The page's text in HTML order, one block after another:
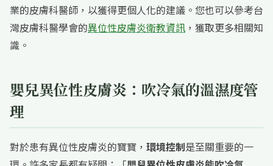
業的皮膚科醫師，以獲得更個人化的建議。您也可以參考台
灣皮膚科醫學會的異位性皮膚炎衛教資訊 ，獲取更多相關知
識。
嬰兒異位性皮膚炎：吹冷氣的溫濕度管
理
對於患有異位性皮膚炎的寶寶， 環境控制是至關重要的一